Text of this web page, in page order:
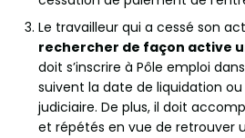
Le travailleur qui a cessé son
rechercher de façon active
doit s’inscrire à Pôle emploi
suivent la date de liquidation
judiciaire. De plus, il doit
et répétés en vue de retrouver